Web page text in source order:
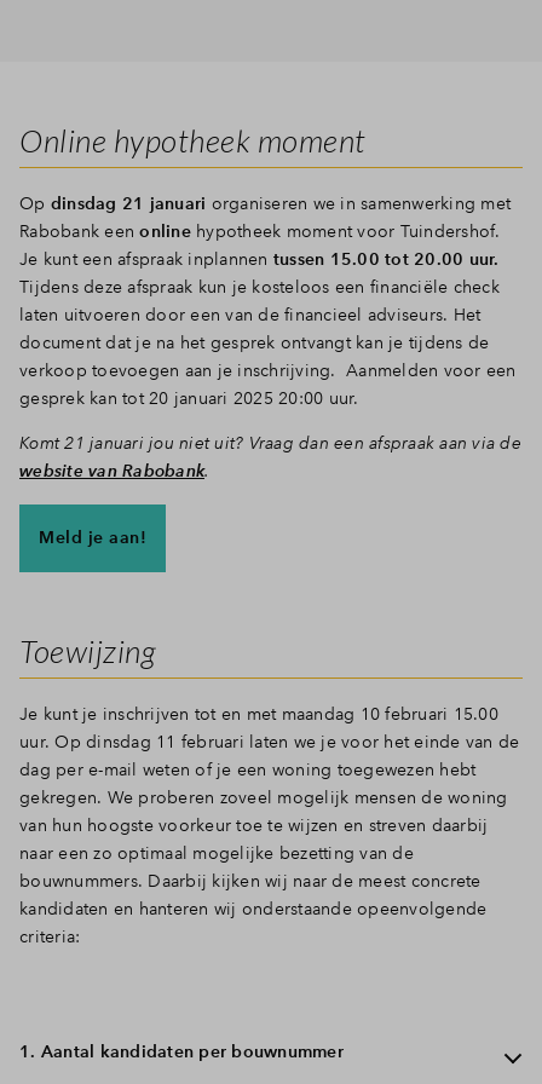
Online hypotheek moment
Op dinsdag 21 januari organiseren we in samenwerking met
Rabobank een onlinehypotheek moment voor Tuindershof.
Je kunt een afspraak inplannen tussen 15.00 tot 20.00 uur.
Tijdens deze afspraak kun je kosteloos een financiële check
laten uitvoeren door een van de financieel adviseurs. Het
document dat je na het gesprek ontvangt kan je tijdens de
verkoop toevoegen aan je inschrijving. Aanmelden voor een
gesprek kan tot 20 januari 2025 20:00 uur.
Komt 21 januari jou niet uit? Vraag dan een afspraak aan via de
website van Rabobank.
Meld je aan!
Toewijzing
Je kunt je inschrijven tot en met maandag 10 februari 15.00
uur. Op dinsdag 11 februari laten we je voor het einde van de
dag per e-mail weten of je een woning toegewezen hebt
gekregen. We proberen zoveel mogelijk mensen de woning
van hun hoogste voorkeur toe te wijzen en streven daarbij
naar een zo optimaal mogelijke bezetting van de
bouwnummers. Daarbij kijken wij naar de meest concrete
kandidaten en hanteren wij onderstaande opeenvolgende
criteria:
1. Aantal kandidaten per bouwnummer